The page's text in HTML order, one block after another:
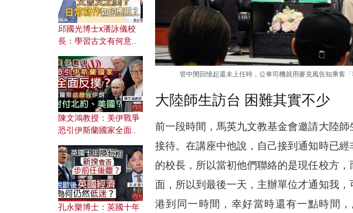
管中閔回憶起還未上任時，公車司機就用麥克風告知乘客
大陸師生訪台 困難其實不少
前一段時間，馬英九文教基金會邀請大陸
接待。在講座中他說，自己接到通知時已
的校長，所以當初他們聯絡的是現任校方
面，所以到最後一天，主辦單位才通知我
港到同一時間，幸好當時還有一點時間
邱國光博士x潘詠儀校
長：學習古文有何意
文之美？ 日常寫作如何
應用？
陳文鴻教授：美伊戰爭
恐引伊斯蘭國家全面反
對付北約美國？
孔永樂博士：英國十年